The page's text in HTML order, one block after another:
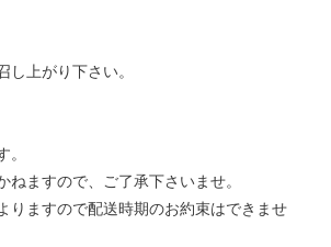
し上がり下さい。
。
ますので、ご了承下さいませ。
りますので配送時期のお約束はできませ